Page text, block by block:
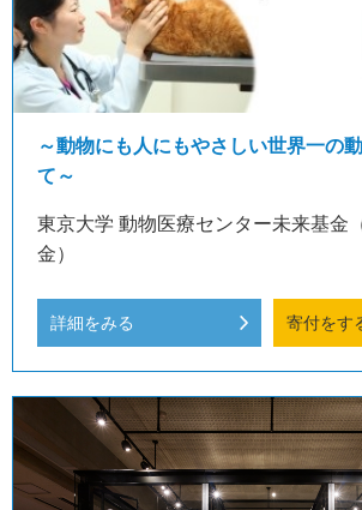
～動物にも人にもやさしい世界一の
て～
東京大学 動物医療センター未来基金
金）
詳細をみる 寄付をす